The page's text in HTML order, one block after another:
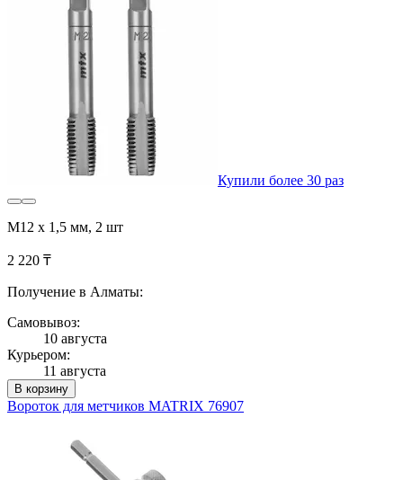
Купили более 30 раз
М12 х 1,5 мм, 2 шт
2 220 ₸
Получение в Алматы:
Самовывоз:
10 августа
Курьером:
11 августа
В корзину
Вороток для метчиков MATRIX 76907